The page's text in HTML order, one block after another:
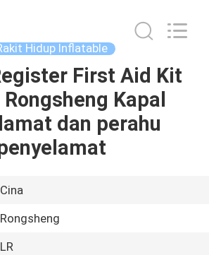
Hidup Inflatable
First Aid Kit
Rongsheng Kapal
dan perahu
Cina
Rongsheng
LR